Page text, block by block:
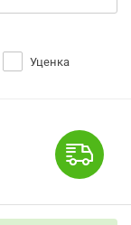
Уценка